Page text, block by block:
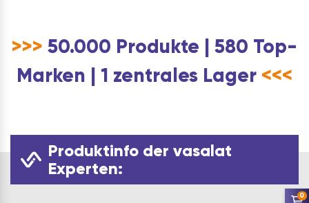
>>> 50.000 Produkte | 580 Top-
Marken | 1 zentrales Lager <<<
Produktinfo der vasalat
Experten:
0